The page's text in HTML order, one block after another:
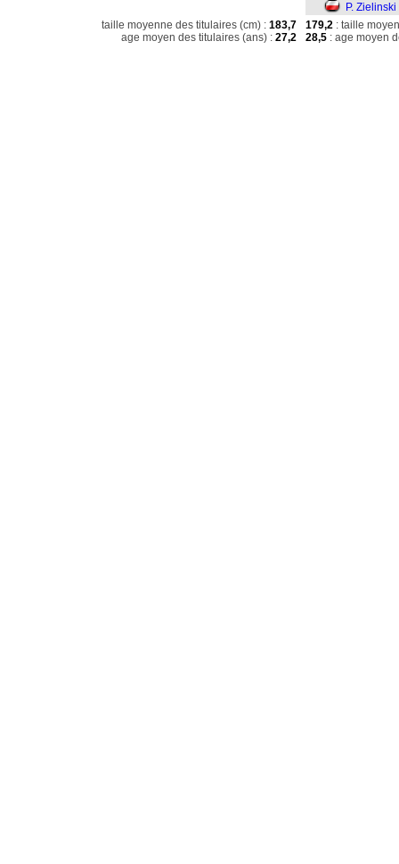
P. Zielinski
taille moyenne des titulaires (cm) : 183,7
age moyen des titulaires (ans) : 27,2
179,2 : taille
28,5 : age moyen